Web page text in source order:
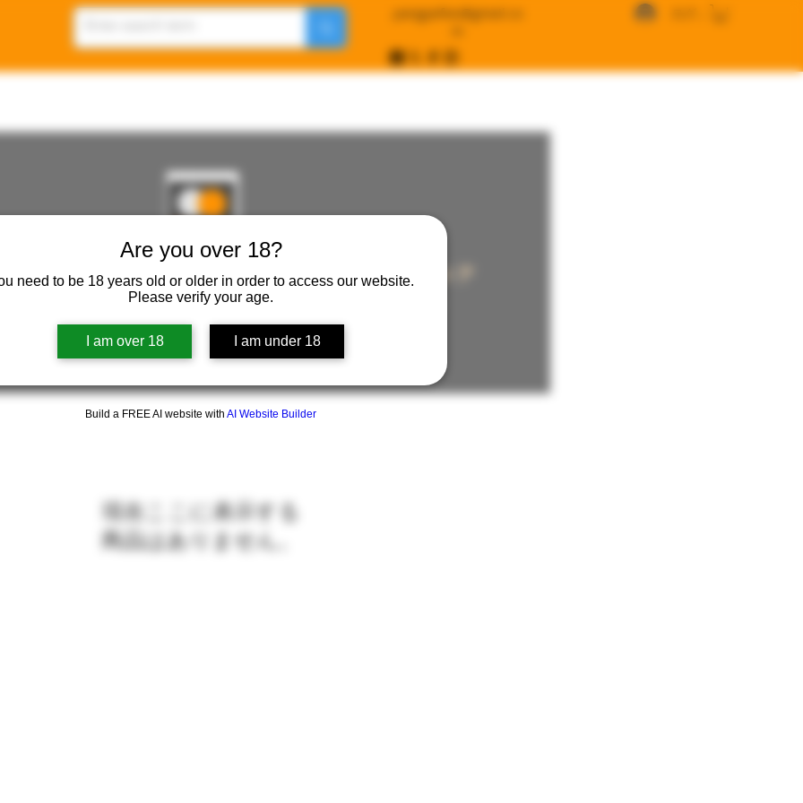
Are you over 18?
need to be 18 years old or older in order to access our website.
Please verify your age.
I am over 18 I am under 18
Build a FREE AI website with AI Website Builder
pangywfws@gmail.co
ログイン
( ONLINE STORE )人形工房 オンラインストア
Offical On-line Store ( Show In Price is USD )
現在ここに表示する
商品はありません。